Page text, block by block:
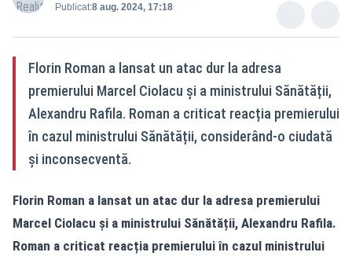
Publicat:8 aug. 2024, 17:18
Florin Roman a lansat un atac dur la adresa
premierului Marcel Ciolacu și a ministrului Sănătății,
Alexandru Rafila. Roman a criticat reacția premierului
în cazul ministrului Sănătății, considerând-o ciudată
și inconsecventă.
Florin Roman a lansat un atac dur la adresa premierului
Marcel Ciolacu și a ministrului Sănătății, Alexandru Rafila.
Roman a criticat reacția premierului în cazul ministrului